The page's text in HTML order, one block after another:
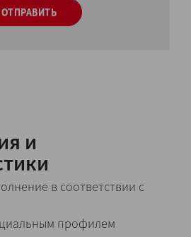
ОТПРАВИТЬ
и
в соответствии с
профилем